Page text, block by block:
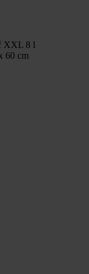
XXL 8 l
60 cm